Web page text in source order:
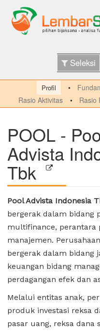
Seleksi
Profil
Rasio Aktivitas
Rasio
POOL -
Advista
Tbk
Pool Advista Indonesia
bergerak dalam bidang
multifinance, perantara
manajemen.
bergerak dalam bidang
keuangan bidang
perdagangan efek dan
Melalui entitas anak,
produk investasi reksa
pasar uang, reksa dana